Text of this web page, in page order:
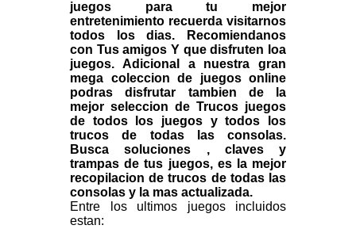
juegos para tu mejor
entretenimiento recuerda visitarnos
todos los dias. Recomiendanos
con Tus amigos Y que disfruten loa
juegos. Adicional a nuestra gran
mega coleccion de juegos online
podras disfrutar tambien de la
mejor seleccion de Trucos juegos
de todos los juegos y todos los
trucos de todas las consolas.
Busca soluciones , claves y
trampas de tus juegos, es la mejor
recopilacion de trucos de todas las
consolas y la mas actualizada.
Entre los ultimos juegos incluidos
estan: